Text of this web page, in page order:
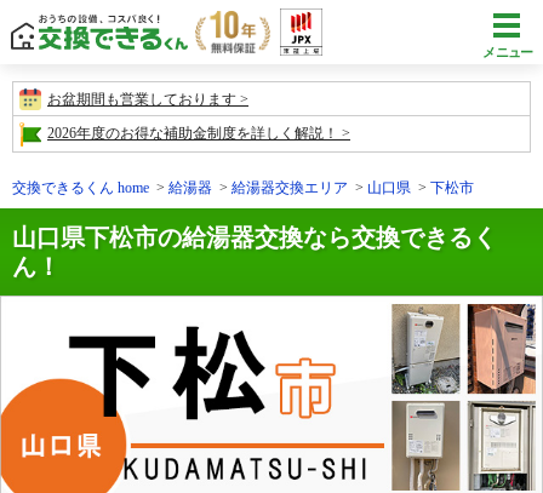
メニュー
お盆期間も営業しております
2026年度のお得な補助金制度を詳しく解説！
交換できるくん home 給湯器 給湯器交換エリア 山口県 下松市
山口県下松市の給湯器交換なら交換できるく
ん！